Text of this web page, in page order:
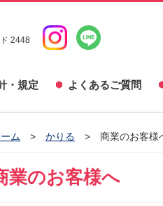
2448
・規定 よくあるご質問
ム かりる 商業のお客様
業のお客様へ